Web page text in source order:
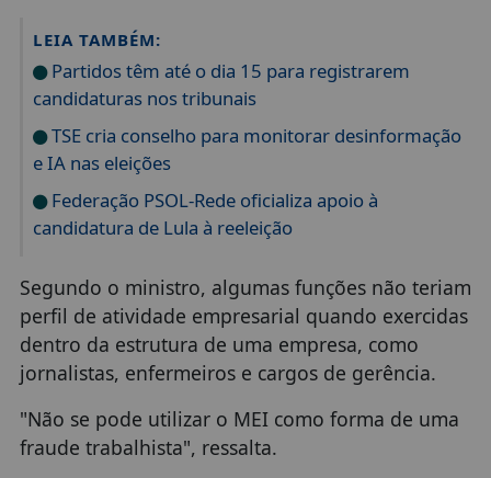
LEIA TAMBÉM:
Partidos têm até o dia 15 para registrarem
candidaturas nos tribunais
TSE cria conselho para monitorar desinformação
e IA nas eleições
Federação PSOL-Rede oficializa apoio à
candidatura de Lula à reeleição
Segundo o ministro, algumas funções não teriam
perfil de atividade empresarial quando exercidas
dentro da estrutura de uma empresa, como
jornalistas, enfermeiros e cargos de gerência.
"Não se pode utilizar o MEI como forma de uma
fraude trabalhista", ressalta.